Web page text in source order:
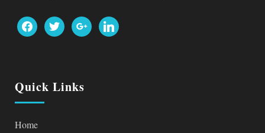
facebooktwitter googlelinkedin
Quick Links
Home